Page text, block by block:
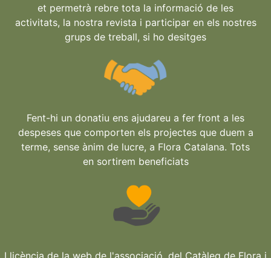
et permetrà rebre tota la informació de les
activitats, la nostra revista i participar en els nostres
grups de treball, si ho desitges
Fent-hi un donatiu ens ajudareu a fer front a les
despeses que comporten els projectes que duem a
terme, sense ànim de lucre, a Flora Catalana. Tots
en sortirem beneficiats
Llicència de la web de l'associació, del Catàleg de Flora i